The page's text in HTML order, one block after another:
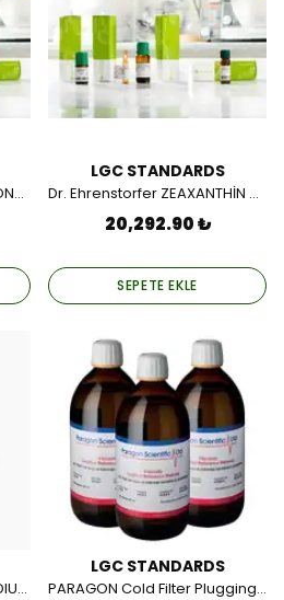
Dr. Ehrenstorfer ZEARALENONE 5MG
LGC STANDARDS
Dr. Ehrenstorfer ZEAXANTHİN 50MG
20,292.90 ₺
SEPETE EKLE
EDQM COLISTIMETHATE SODIUM CRS 26.212 MG
LGC STANDARDS
PARAGON Cold Filter Plugging Point, Diesel (Nominal: -10.8°C)